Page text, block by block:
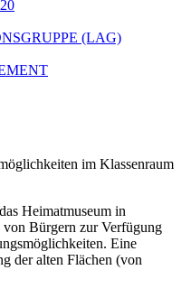
(LAG)
im Klassenraum
Heimatmuseum in
Bürgern zur Verfügung
Eine
der alten Flächen (von